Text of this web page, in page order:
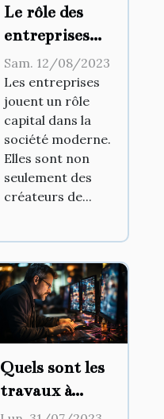
Le rôle des
entreprises
dans les
changements
sociétaux
Sam. 12/08/2023
Les entreprises
jouent un rôle
capital dans la
société moderne.
Elles sont non
seulement des
créateurs de...
Quels sont les
travaux à
confier à une